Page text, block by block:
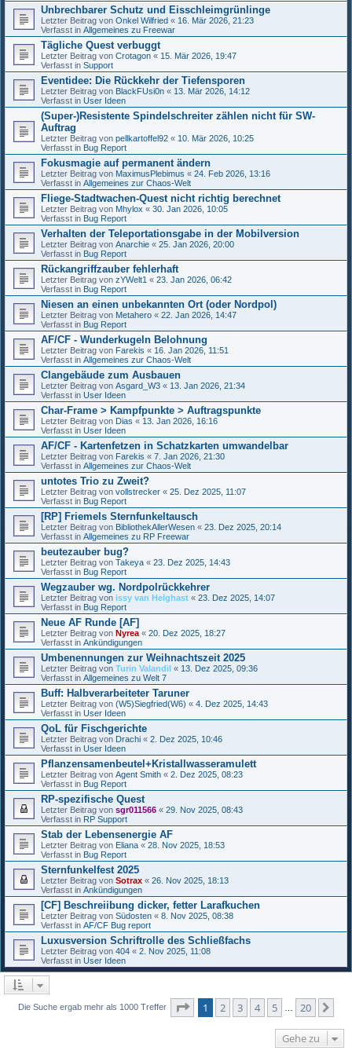
Unbrechbarer Schutz und Eisschleimgrünlinge
Letzter Beitrag von Onkel Wilfried « 16. Mär 2026, 21:23
Verfasst in Allgemeines zu Freewar
Tägliche Quest verbuggt
Letzter Beitrag von Crotagon « 15. Mär 2026, 19:47
Verfasst in Support
Eventidee: Die Rückkehr der Tiefensporen
Letzter Beitrag von BlackFUsi0n « 13. Mär 2026, 14:12
Verfasst in User Ideen
(Super-)Resistente Spindelschreiter zählen nicht für SW-
Auftrag
Letzter Beitrag von pellkartoffel92 « 10. Mär 2026, 10:25
Verfasst in Bug Report
Fokusmagie auf permanent ändern
Letzter Beitrag von MaximusPlebimus « 24. Feb 2026, 13:16
Verfasst in Allgemeines zur Chaos-Welt
Fliege-Stadtwachen-Quest nicht richtig berechnet
Letzter Beitrag von Mhylox « 30. Jan 2026, 10:05
Verfasst in Bug Report
Verhalten der Teleportationsgabe in der Mobilversion
Letzter Beitrag von Anarchie « 25. Jan 2026, 20:00
Verfasst in Bug Report
Rückangriffzauber fehlerhaft
Letzter Beitrag von zYWelt1 « 23. Jan 2026, 06:42
Verfasst in Bug Report
Niesen an einen unbekannten Ort (oder Nordpol)
Letzter Beitrag von Metahero « 22. Jan 2026, 14:47
Verfasst in Bug Report
AF/CF - Wunderkugeln Belohnung
Letzter Beitrag von Farekis « 16. Jan 2026, 11:51
Verfasst in Allgemeines zur Chaos-Welt
Clangebäude zum Ausbauen
Letzter Beitrag von Asgard_W3 « 13. Jan 2026, 21:34
Verfasst in User Ideen
Char-Frame > Kampfpunkte > Auftragspunkte
Letzter Beitrag von Dias « 13. Jan 2026, 16:16
Verfasst in User Ideen
AF/CF - Kartenfetzen in Schatzkarten umwandelbar
Letzter Beitrag von Farekis « 7. Jan 2026, 21:30
Verfasst in Allgemeines zur Chaos-Welt
untotes Trio zu Zweit?
Letzter Beitrag von vollstrecker « 25. Dez 2025, 11:07
Verfasst in Bug Report
[RP] Friemels Sternfunkeltausch
Letzter Beitrag von BibliothekAllerWesen « 23. Dez 2025, 20:14
Verfasst in Allgemeines zu RP Freewar
beutezauber bug?
Letzter Beitrag von Takeya « 23. Dez 2025, 14:43
Verfasst in Bug Report
Wegzauber wg. Nordpolrückkehrer
Letzter Beitrag von issy van Helghast « 23. Dez 2025, 14:07
Verfasst in Bug Report
Neue AF Runde [AF]
Letzter Beitrag von Nyrea « 20. Dez 2025, 18:27
Verfasst in Ankündigungen
Umbenennungen zur Weihnachtszeit 2025
Letzter Beitrag von Turin Valandil « 13. Dez 2025, 09:36
Verfasst in Allgemeines zu Welt 7
Buff: Halbverarbeiteter Taruner
Letzter Beitrag von (W5)Siegfried(W6) « 4. Dez 2025, 14:43
Verfasst in User Ideen
QoL für Fischgerichte
Letzter Beitrag von Drachi « 2. Dez 2025, 10:46
Verfasst in User Ideen
Pflanzensamenbeutel+Kristallwasseramulett
Letzter Beitrag von Agent Smith « 2. Dez 2025, 08:23
Verfasst in Bug Report
RP-spezifische Quest
Letzter Beitrag von sgr011566 « 29. Nov 2025, 08:43
Verfasst in RP Support
Stab der Lebensenergie AF
Letzter Beitrag von Eliana « 28. Nov 2025, 18:53
Verfasst in Bug Report
Sternfunkelfest 2025
Letzter Beitrag von Sotrax « 26. Nov 2025, 18:13
Verfasst in Ankündigungen
[CF] Beschreiibung dicker, fetter Larafkuchen
Letzter Beitrag von Südosten « 8. Nov 2025, 08:38
Verfasst in AF/CF Bug report
Luxusversion Schriftrolle des Schließfachs
Letzter Beitrag von 404 « 2. Nov 2025, 11:08
Verfasst in User Ideen
Die Suche ergab mehr als 1000 Treffer Seite von
1 2 3 4 5 20
Gehe zu